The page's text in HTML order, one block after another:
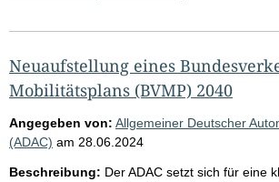
Neuaufstellung eines
Mobilitätsplans (BVMP) 2040
Angegeben von: Allgemeiner Deutscher
(ADAC) am 28.06.2024
Beschreibung: Der ADAC setzt sich für eine